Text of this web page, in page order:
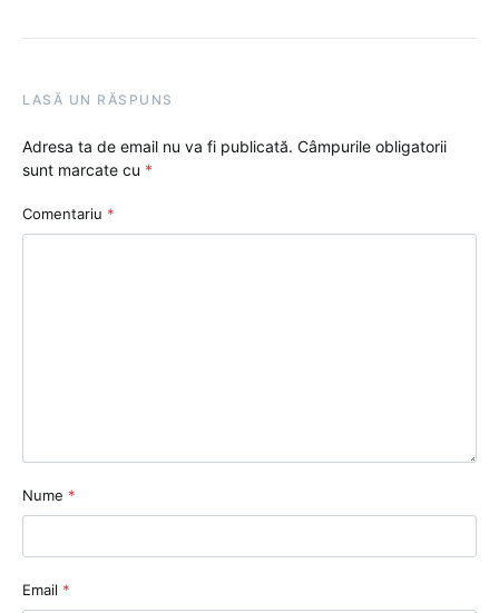
LASĂ UN RĂSPUNS
Adresa ta de email nu va fi publicată. Câmpurile obligatorii
sunt marcate cu *
Comentariu *
Nume *
Email *